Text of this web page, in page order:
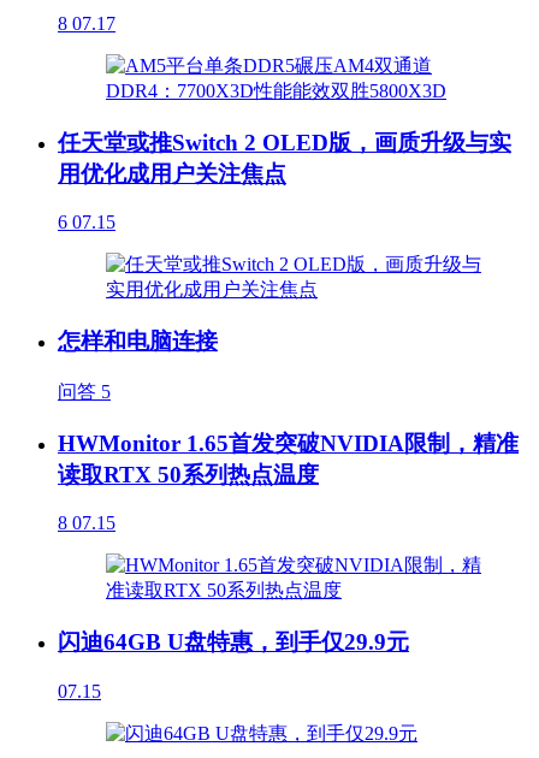
8 07.17
任天堂或推Switch 2 OLED版，画质升级与实
用优化成用户关注焦点
6 07.15
怎样和电脑连接
问答 5
HWMonitor 1.65首发突破NVIDIA限制，精准
读取RTX 50系列热点温度
8 07.15
闪迪64GB U盘特惠，到手仅29.9元
07.15